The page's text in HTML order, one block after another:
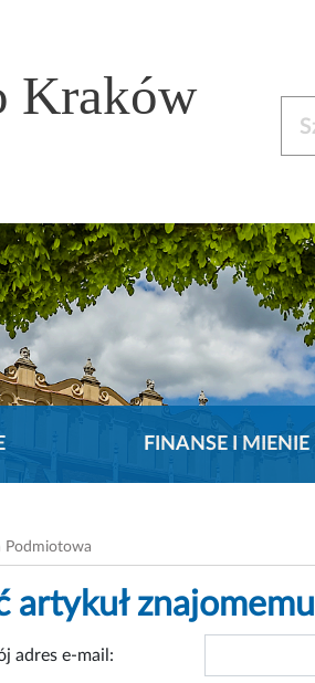
Kraków
FINANSE I MIENIE
Podmiotowa
artykuł znajomemu
adres e-mail: